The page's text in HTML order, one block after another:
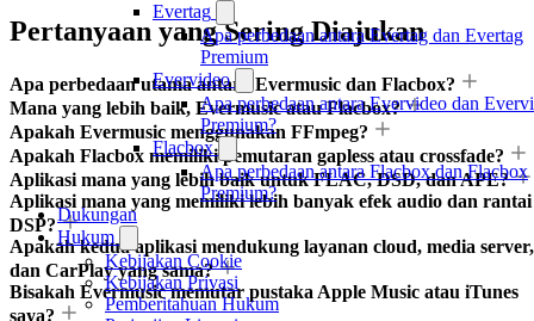
Evertag
Apa perbedaan antara Evertag dan Evertag
Premium
Evervideo
Apa perbedaan antara Evervideo dan
Premium?
Flacbox
Apa perbedaan antara Flacbox dan Flacbox
Premium?
Dukungan
Hukum
Kebijakan Cookie
Kebijakan Privasi
Pemberitahuan Hukum
Pertanyaan yang Sering Diajukan
Apa perbedaan utama antara Evermusic dan Flacbox?
Mana yang lebih baik, Evermusic atau Flacbox?
Apakah Evermusic menggunakan FFmpeg?
Apakah Flacbox memiliki pemutaran gapless atau crossfade?
Aplikasi mana yang lebih baik untuk FLAC, DSD, dan APE?
Aplikasi mana yang memiliki lebih banyak efek audio dan rantai
DSP?
Apakah kedua aplikasi mendukung layanan cloud, media server,
dan CarPlay yang sama?
Bisakah Evermusic memutar pustaka Apple Music atau iTunes
saya?